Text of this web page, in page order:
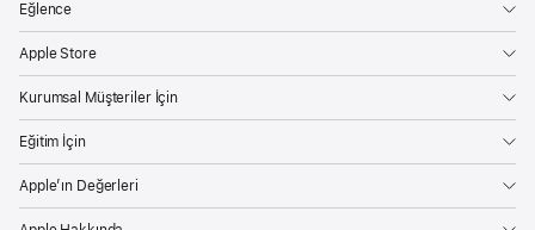
Eğlence
Apple Store
Kurumsal Müşteriler İçin
Eğitim İçin
Apple’ın Değerleri